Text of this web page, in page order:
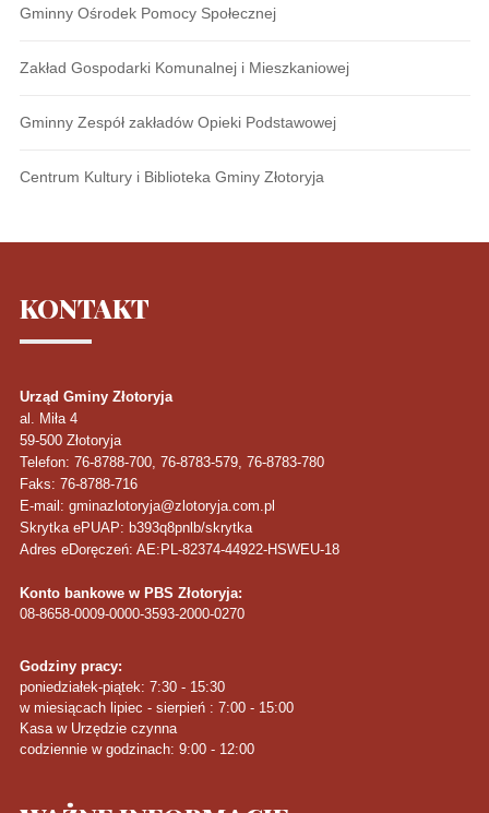
Gminny Ośrodek Pomocy Społecznej
Zakład Gospodarki Komunalnej i Mieszkaniowej
Gminny Zespół zakładów Opieki Podstawowej
Centrum Kultury i Biblioteka Gminy Złotoryja
KONTAKT
Urząd Gminy Złotoryja
al. Miła 4
59-500 Złotoryja
Telefon: 76-8788-700, 76-8783-579, 76-8783-780
Faks: 76-8788-716
E-mail: gminazlotoryja@zlotoryja.com.pl
Skrytka ePUAP: b393q8pnlb/skrytka
Adres eDoręczeń: AE:PL-82374-44922-HSWEU-18
Konto bankowe w PBS Złotoryja:
08-8658-0009-0000-3593-2000-0270
Godziny pracy:
poniedziałek-piątek: 7:30 - 15:30
w miesiącach lipiec - sierpień : 7:00 - 15:00
Kasa w Urzędzie czynna
codziennie w godzinach: 9:00 - 12:00